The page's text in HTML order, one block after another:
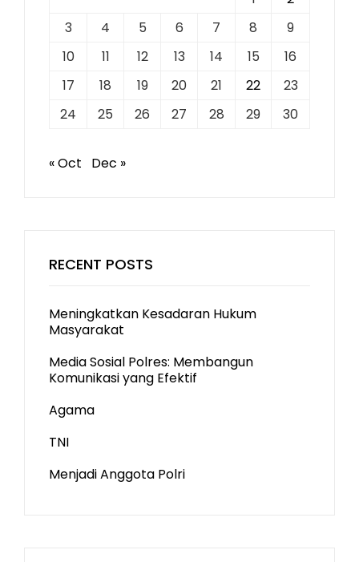
3
4 5 6 7 8
9
10
11 12 13 14 15
16
17
18 19 20 21 22
23
24
25 26 27 28 29 30
« Oct Dec »
RECENT POSTS
Meningkatkan Kesadaran Hukum
Masyarakat
Media Sosial Polres: Membangun
Komunikasi yang Efektif
Agama
TNI
Menjadi Anggota Polri